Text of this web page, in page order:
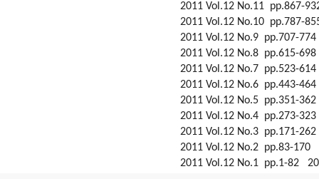
2011 Vol.12 No.11 pp.867-
2011 Vol.12 No.10 pp.787-
2011 Vol.12 No.9 pp.707-
2011 Vol.12 No.8 pp.615-
2011 Vol.12 No.7 pp.523-
2011 Vol.12 No.6 pp.443-
2011 Vol.12 No.5 pp.351-
2011 Vol.12 No.4 pp.273-
2011 Vol.12 No.3 pp.171-
2011 Vol.12 No.2 pp.83-170
2011 Vol.12 No.1 pp.1-82